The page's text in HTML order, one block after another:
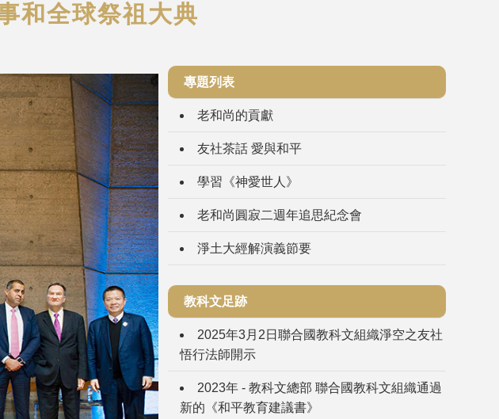
和全球祭祖大典
專題列表
老和尚的貢獻
友社茶話 愛與和平
學習《神愛世人》
老和尚圓寂二週年追思紀念會
淨土大經解演義節要
教科文足跡
2025年3月2日聯合國教科文組織淨空之友社
悟行法師開示
2023年 - 教科文總部 聯合國教科文組織通過
新的《和平教育建議書》